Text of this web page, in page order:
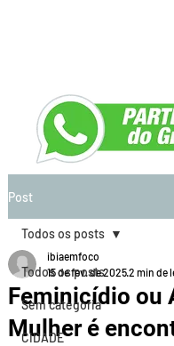
Post
Todos os posts
Sem categoria
CIDADE
Todos os posts
Feminicídio ou
Mulher é
ibiaemfoco
15 de fev. de 20252 min de